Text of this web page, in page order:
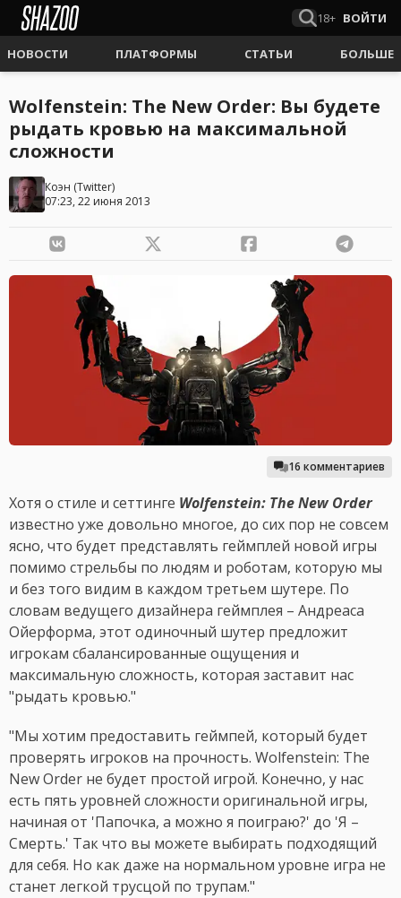
18+ ВОЙТИ
НОВОСТИ ПЛАТФОРМЫ СТАТЬИ БОЛЬШЕ
Wolfenstein: The New Order: Вы будете
рыдать кровью на максимальной
сложности
Коэн (Twitter)
07:23, 22 июня 2013
16 комментариев
Хотя о стиле и сеттинге Wolfenstein: The New Order
известно уже довольно многое, до сих пор не совсем
ясно, что будет представлять геймплей новой игры
помимо стрельбы по людям и роботам, которую мы
и без того видим в каждом третьем шутере. По
словам ведущего дизайнера геймплея – Андреаса
Ойерформа, этот одиночный шутер предложит
игрокам сбалансированные ощущения и
максимальную сложность, которая заставит нас
"рыдать кровью."
"Мы хотим предоставить геймпей, который будет
проверять игроков на прочность. Wolfenstein: The
New Order не будет простой игрой. Конечно, у нас
есть пять уровней сложности оригинальной игры,
начиная от 'Папочка, а можно я поиграю?' до 'Я –
Смерть.' Так что вы можете выбирать подходящий
для себя. Но как даже на нормальном уровне игра не
станет легкой трусцой по трупам."